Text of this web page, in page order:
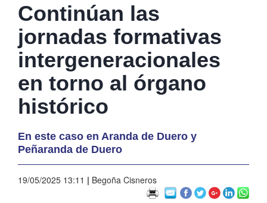
Continúan las
jornadas formativas
intergeneracionales
en torno al órgano
histórico
En este caso en Aranda de Duero y
Peñaranda de Duero
19/05/2025 13:11 | Begoña Cisneros